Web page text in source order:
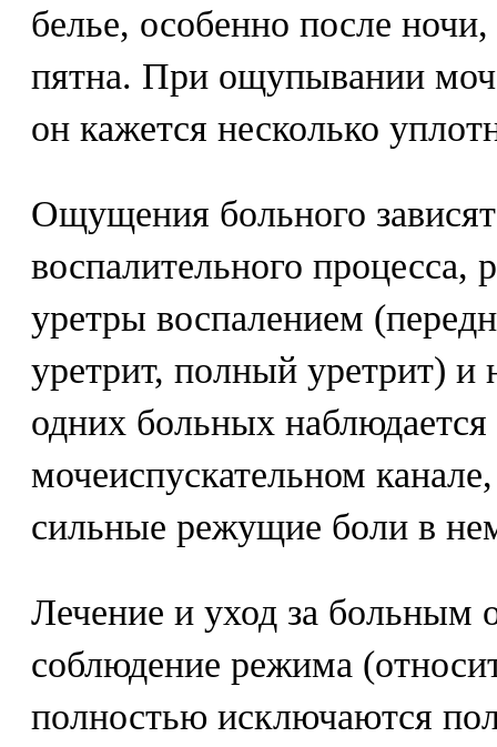
белье, особенно после
пятна. При ощупывании
он кажется несколько
Ощущения больного
воспалительного процесса,
уретры воспалением
уретрит, полный уретрит)
одних больных
мочеиспускательном
сильные режущие боли в
Лечение и уход за больным
соблюдение режима
полностью исключаются